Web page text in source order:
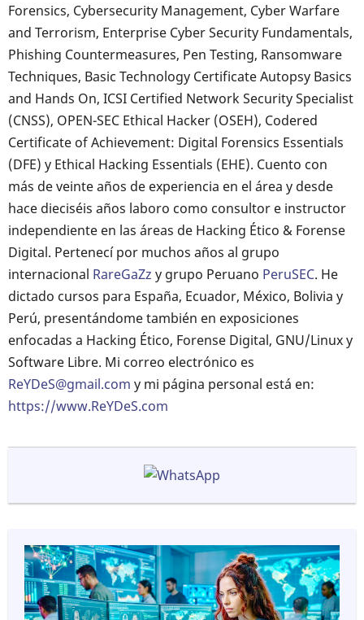
Forensics, Cybersecurity Management, Cyber Warfare
and Terrorism, Enterprise Cyber Security Fundamentals,
Phishing Countermeasures, Pen Testing, Ransomware
Techniques, Basic Technology Certificate Autopsy Basics
and Hands On, ICSI Certified Network Security Specialist
(CNSS), OPEN-SEC Ethical Hacker (OSEH), Codered
Certificate of Achievement: Digital Forensics Essentials
(DFE) y Ethical Hacking Essentials (EHE). Cuento con
más de veinte años de experiencia en el área y desde
hace dieciséis años laboro como consultor e instructor
independiente en las áreas de Hacking Ético & Forense
Digital. Pertenecí por muchos años al grupo
internacional RareGaZz y grupo Peruano PeruSEC. He
dictado cursos para España, Ecuador, México, Bolivia y
Perú, presentándome también en exposiciones
enfocadas a Hacking Ético, Forense Digital, GNU/Linux y
Software Libre. Mi correo electrónico es
ReYDeS@gmail.com y mi página personal está en:
https://www.ReYDeS.com